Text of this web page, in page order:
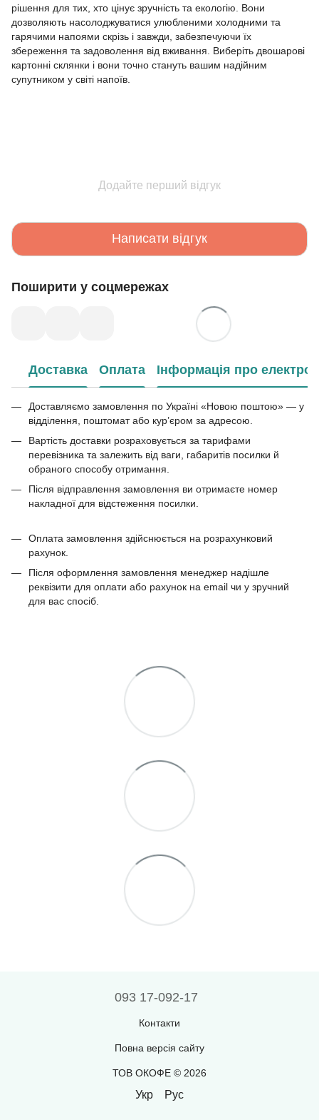
рішення для тих, хто цінує зручність та екологію. Вони
дозволяють насолоджуватися улюбленими холодними та
гарячими напоями скрізь і завжди, забезпечуючи їх
збереження та задоволення від вживання. Виберіть двошарові
картонні склянки і вони точно стануть вашим надійним
супутником у світі напоїв.
Додайте перший відгук
Написати відгук
Поширити у соцмережах
Доставка Оплата Інформація про
Доставляємо замовлення по Україні «Новою поштою» — у
відділення, поштомат або кур’єром за адресою.
Вартість доставки розраховується за тарифами
перевізника та залежить від ваги, габаритів посилки й
обраного способу отримання.
Після відправлення замовлення ви отримаєте номер
накладної для відстеження посилки.
Оплата замовлення здійснюється на розрахунковий
рахунок.
Після оформлення замовлення менеджер надішле
реквізити для оплати або рахунок на email чи у зручний
для вас спосіб.
093 17-092-17
Контакти
Повна версія сайту
ТОВ ОКОФЕ © 2026
Укр Рус